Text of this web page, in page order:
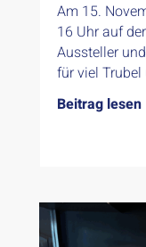
Am 15.
16 Uhr auf
Aussteller
für viel Trubel
Beitrag lesen